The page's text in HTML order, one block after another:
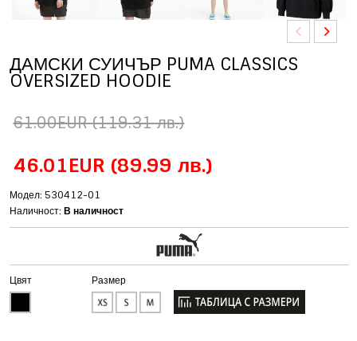
ДАМСКИ СУИЧЪР PUMA CLASSICS
OVERSIZED HOODIE
61.00EUR(119.31 лв.)
46.01EUR (89.99 лв.)
Модел: 530412-01
Наличност:В наличност
Цвят Размер